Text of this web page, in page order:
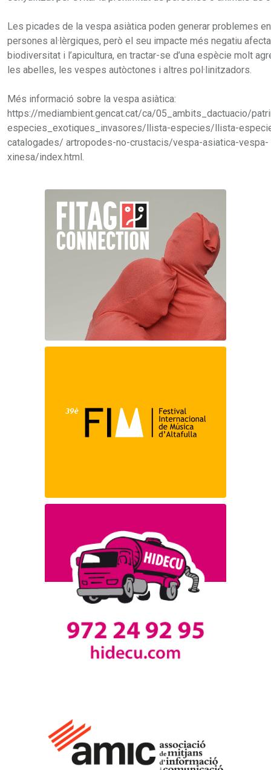
Les picades de la vespa asiàtica poden generar problemes
persones al·lèrgiques, però el seu impacte més negatiu
biodiversitat i l’apicultura, en tractar-se d’una espècie molt
les abelles, les vespes autòctones i altres pol·linitzadors.
Més informació sobre la vespa asiàtica:
https://mediambient.gencat.cat/ca/05_ambits_dactuacio/
especies_exotiques_invasores/llista-especies/llista-
catalogades/ artropodes-no-crustacis/vespa-asiatica-vespa-
xinesa/index.html.